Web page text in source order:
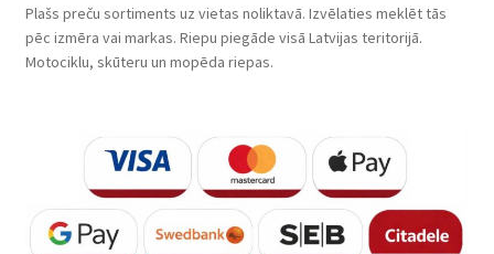
Plašs preču sortiments uz vietas noliktavā. Izvēlaties meklēt tās
pēc izmēra vai markas. Riepu piegāde visā Latvijas teritorijā.
Motociklu, skūteru un mopēda riepas.